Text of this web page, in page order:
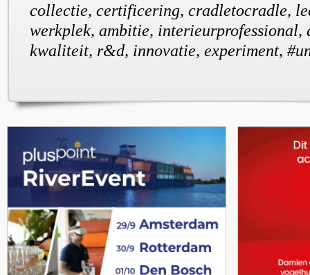
collectie, certificering, cradletocradle,
werkplek, ambitie, interieurprofessional,
kwaliteit, r&d, innovatie, experiment,